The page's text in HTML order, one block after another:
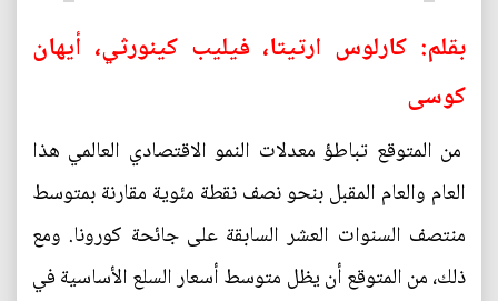
بقلم: كارلوس ارتيتا، فيليب كينورثي، أيهان
كوسى
من المتوقع تباطؤ معدلات النمو الاقتصادي العالمي هذا
العام والعام المقبل بنحو نصف نقطة مئوية مقارنة بمتوسط
منتصف السنوات العشر السابقة على جائحة كورونا. ومع
ذلك، من المتوقع أن يظل متوسط أسعار السلع الأساسية في